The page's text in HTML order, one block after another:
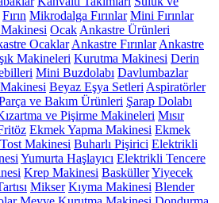
Fırın Mikrodalga Fırınlar Mini Fırınlar
Makinesi Ocak Ankastre Ürünleri
Ocaklar Ankastre Fırınlar Ankastre
Makineleri Kurutma Makinesi Derin
Mini Buzdolabı Davlumbazlar
Beyaz Eşya Setleri Aspiratörler
ve Bakım Ürünleri Şarap Dolabı
ve Pişirme Makineleri Mısır
Ekmek Yapma Makinesi Ekmek
Tost Makinesi Buharlı Pişirici Elektrikli
Yumurta Haşlayıcı Elektrikli Tencere
Krep Makinesi BasküllerYiyecek
Mikser Kıyma Makinesi Blender